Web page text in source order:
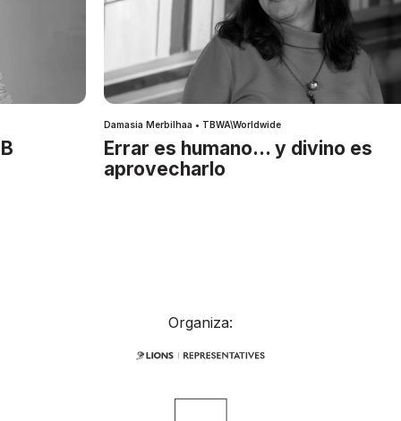
Damasia Merbilhaa • TBWA\Worldwide
Errar es humano… y divino es
aprovecharlo
Organiza: